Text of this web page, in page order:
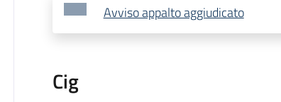
Avviso appalto aggiudicato
Cig